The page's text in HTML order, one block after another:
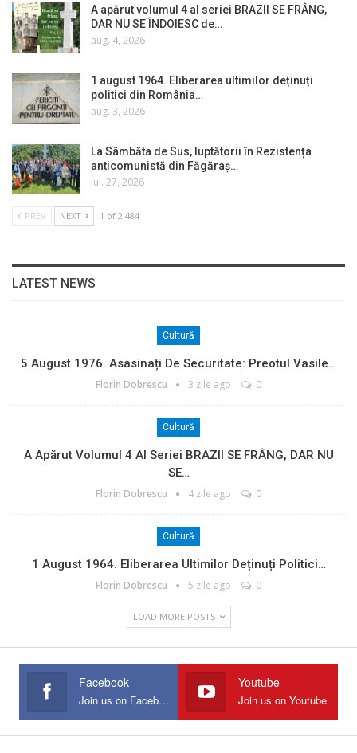
A apărut volumul 4 al seriei BRAZII SE FRÂNG,
DAR NU SE ÎNDOIESC de…
aug. 4, 2026
1 august 1964. Eliberarea ultimilor deținuți
politici din România…
aug. 3, 2026
La Sâmbăta de Sus, luptătorii în Rezistența
anticomunistă din Făgăraș…
iul. 27, 2026
PREV NEXT 1 of 2.484
LATEST NEWS
Cultură
5 August 1976. Asasinați De Securitate: Preotul Vasile…
Florin Dobrescu 3 zile ago 0
Cultură
A Apărut Volumul 4 Al Seriei BRAZII SE FRÂNG, DAR NU
SE…
Florin Dobrescu 4 zile ago 0
Cultură
1 August 1964. Eliberarea Ultimilor Deținuți Politici…
Florin Dobrescu 5 zile ago 0
LOAD MORE POSTS
Facebook
Join us on Facebook
Youtube
Join us on Youtube